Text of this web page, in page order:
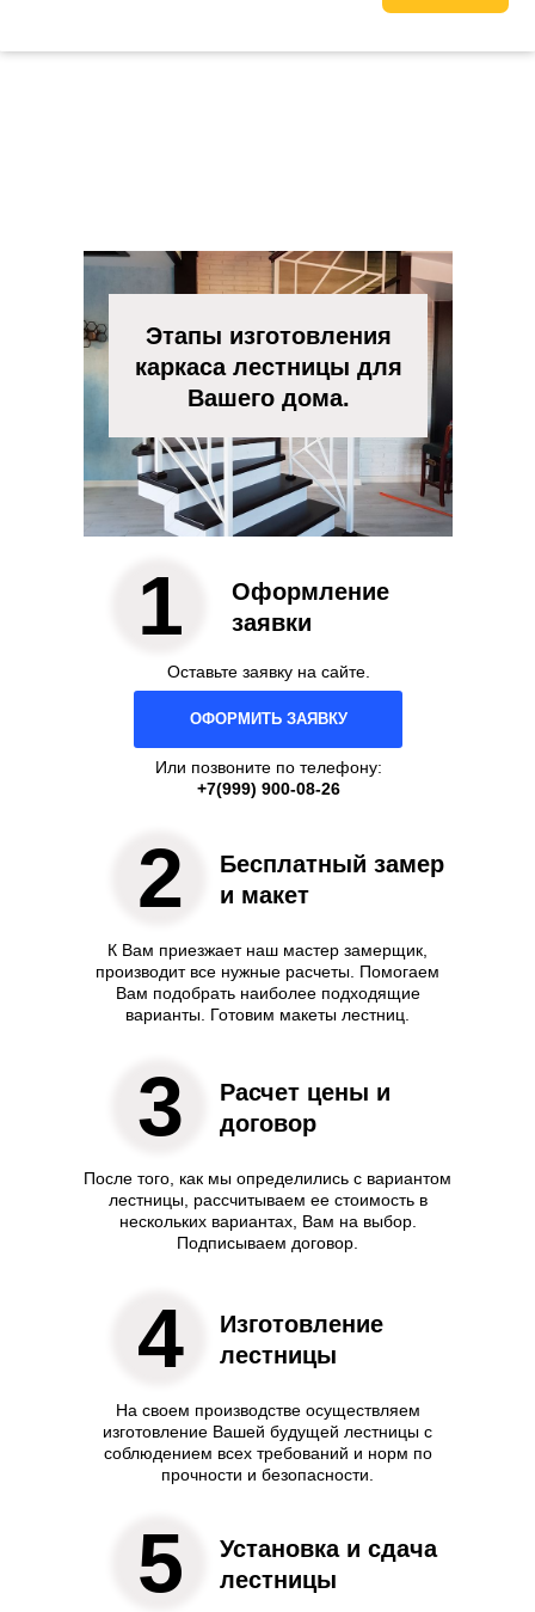
5
4
3
2
1
Оформление
заявки
Оставьте заявку на сайте.
ОФОРМИТЬ ЗАЯВКУ
Или позвоните по телефону:
+7(999) 900-08-26
Бесплатный замер
и макет
К Вам приезжает наш мастер замерщик,
производит все нужные расчеты. Помогаем
Вам подобрать наиболее подходящие
варианты. Готовим макеты лестниц.
Расчет цены и
договор
После того, как мы определились с вариантом
лестницы, рассчитываем ее стоимость в
нескольких вариантах, Вам на выбор.
Подписываем договор.
Изготовление
лестницы
На своем производстве осуществляем
изготовление Вашей будущей лестницы с
соблюдением всех требований и норм по
прочности и безопасности.
Установка и сдача
лестницы
Этапы изготовления
каркаса лестницы для
Вашего дома.